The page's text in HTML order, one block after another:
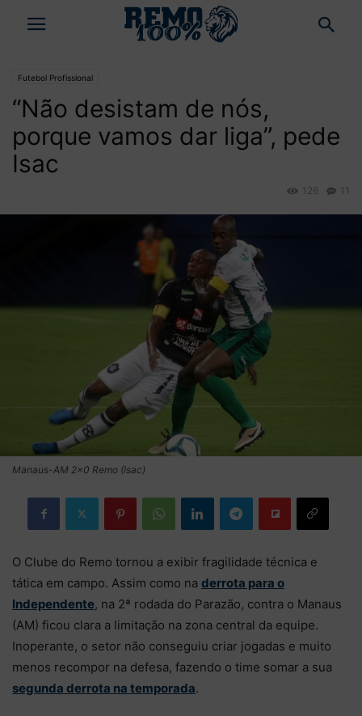
Futebol Profissional
“Não desistam de nós,
porque vamos dar liga”, pede
Isac
11
126
Manaus-AM 2x0 Remo (Isac)
O Clube do Remo tornou a exibir fragilidade técnica e
tática em campo. Assim como na derrota para o
Independente, na 2ª rodada do Parazão, contra o Manaus
(AM) ficou clara a limitação na zona central da equipe.
Inoperante, o setor não conseguiu criar jogadas e muito
menos recompor na defesa, fazendo o time somar a sua
segunda derrota na temporada.